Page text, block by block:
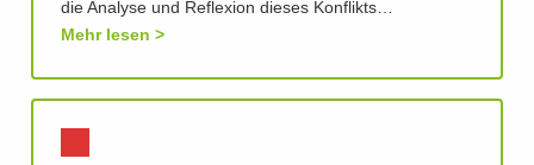
die Analyse und Reflexion dieses Konflikts…
Mehr lesen